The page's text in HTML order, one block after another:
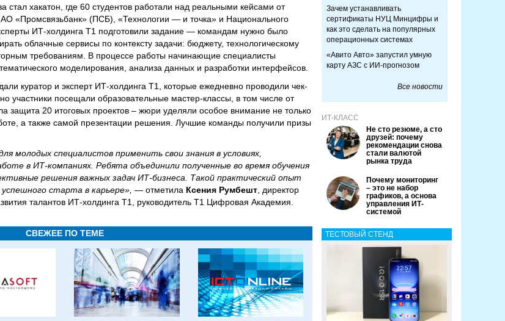
стал хакатон, где 60 студентов работали над реальными кейсами от
«Промсвязьбанк» (ПСБ), «Технологии — и точка» и Национального
ИТ-холдинга Т1 подготовили задание — командам нужно было
облачные сервисы по контексту задачи: бюджету, технологическому
требованиям. В процессе работы начинающие специалисты
моделирования, анализа данных и разработки интерфейсов.
куратор и эксперт ИТ-холдинга Т1, которые ежедневно проводили чек-
участники посещали образовательные мастер-классы, в том числе от
защита 20 итоговых проектов – жюри уделяли особое внимание не только
а также самой презентации решения. Лучшие команды получили призы
молодых специалистов применить свои знания в условиях,
в ИТ-компаниях. Ребята объединили полученные во время обучения
решения важных задач ИТ-бизнеса. Такой практический опыт
старта в карьере», — отметила Ксения Румбешт , директор
талантов ИТ-холдинга Т1, руководитель Т1 Цифровая Академия.
СВЕЖЕЕ ПО ТЕМЕ
Зачем устанавливать
сертификаты НУЦ Минцифры и
как это сделать на популярных
операционных системах
«Авито Авто» запустил умную
карту АЗС с ИИ-прогнозом
Все новости
ИТ-КЛАСС
Не сто резюме, а сто
друзей: почему
рекомендации снова
стали валютой
рынка труда
Почему мониторинг
– это не набор
графиков, а основа
управления ИТ-
системой
ТЕСТОВЫЙ СТЕНД